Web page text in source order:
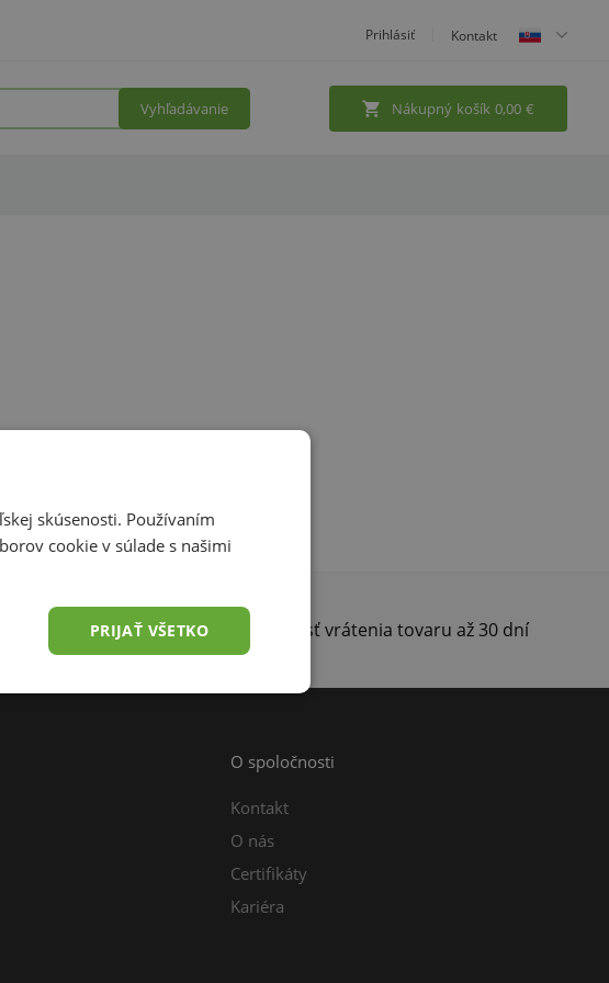
Prihlásiť Kontakt
Vyhľadávanie Nákupný košík 0,00 €
Konzultácia zdarma Možnosť vrátenia tovaru až 30 dní
O spoločnosti
Kontakt
O nás
Certifikáty
Kariéra
skúsenosti. Používaním
cookie v súlade s našimi
PRIJAŤ VŠETKO